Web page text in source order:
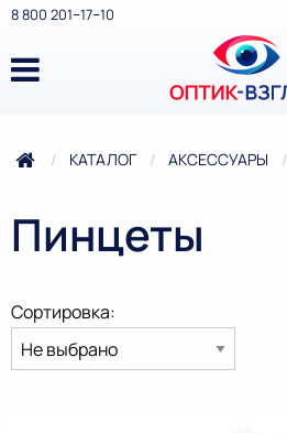
8 800 201‒17‒10
КАТАЛОГ АКСЕССУАРЫ
Пинцеты
Сортировка: